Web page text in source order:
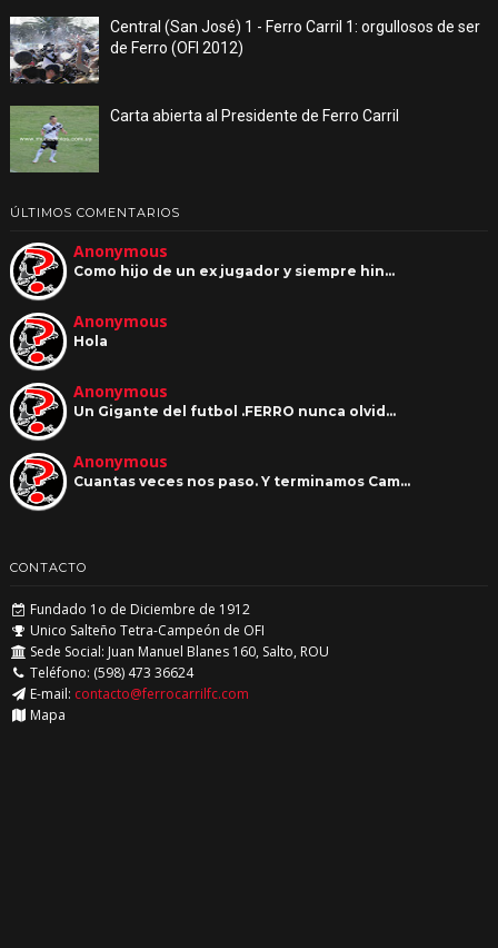
Central (San José) 1 - Ferro Carril 1: orgullosos de ser
de Ferro (OFI 2012)
Carta abierta al Presidente de Ferro Carril
ÚLTIMOS COMENTARIOS
Anonymous
Como hijo de un ex jugador y siempre hin…
Anonymous
Hola
Anonymous
Un Gigante del futbol .FERRO nunca olvid…
Anonymous
Cuantas veces nos paso. Y terminamos Cam…
CONTACTO
Fundado 1o de Diciembre de 1912
Unico Salteño Tetra-Campeón de OFI
Sede Social: Juan Manuel Blanes 160, Salto, ROU
Teléfono: (598) 473 36624
E-mail: contacto@ferrocarrilfc.com
Mapa